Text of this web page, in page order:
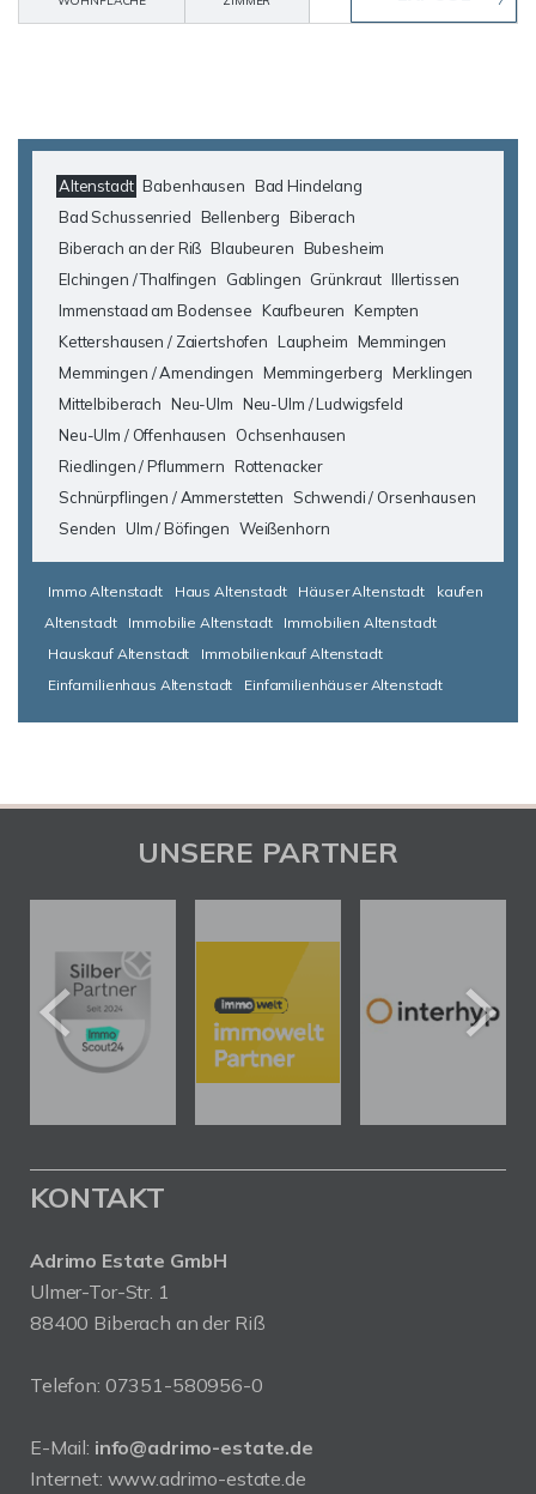
Altenstadt Babenhausen Bad Hindelang
Bad Schussenried Bellenberg Biberach
Biberach an der Riß Blaubeuren Bubesheim
Elchingen / Thalfingen
Gablingen Grünkraut Illertissen
Immenstaad am Bodensee Kaufbeuren Kempten
Kettershausen / Zaiertshofen Laupheim Memmingen
Memmingen / Amendingen Memmingerberg Merklingen
Mittelbiberach Neu-Ulm Neu-Ulm / Ludwigsfeld
Neu-Ulm / Offenhausen
Ochsenhausen
Riedlingen / Pflummern Rottenacker
Schnürpflingen / Ammerstetten
Schwendi / Orsenhausen
Senden Ulm / Böfingen Weißenhorn
Immo Altenstadt Haus Altenstadt Häuser Altenstadt
kaufen
Altenstadt
Immobilie Altenstadt
Immobilien Altenstadt
Hauskauf Altenstadt
Immobilienkauf Altenstadt
Einfamilienhaus Altenstadt
Einfamilienhäuser Altenstadt
UNSERE PARTNER
KONTAKT
Adrimo Estate GmbH
Ulmer-Tor-Str. 1
88400 Biberach an der Riß
Telefon: 07351-580956-0
E-Mail: info@adrimo-estate.de
Internet: www.adrimo-estate.de